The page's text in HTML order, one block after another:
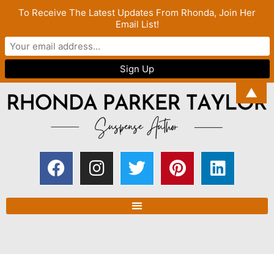
To Receive The Latest Updates From Rhonda, Join Her
Email List!
▲